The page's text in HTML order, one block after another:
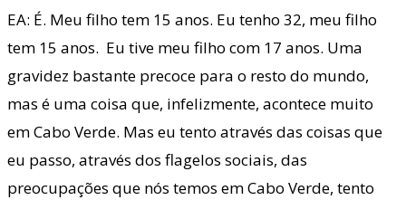
EA: É. Meu filho tem 15 anos. Eu tenho 32, meu filho
tem 15 anos. Eu tive meu filho com 17 anos. Uma
gravidez bastante precoce para o resto do mundo,
mas é uma coisa que, infelizmente, acontece muito
em Cabo Verde. Mas eu tento através das coisas que
eu passo, através dos flagelos sociais, das
preocupações que nós temos em Cabo Verde, tento